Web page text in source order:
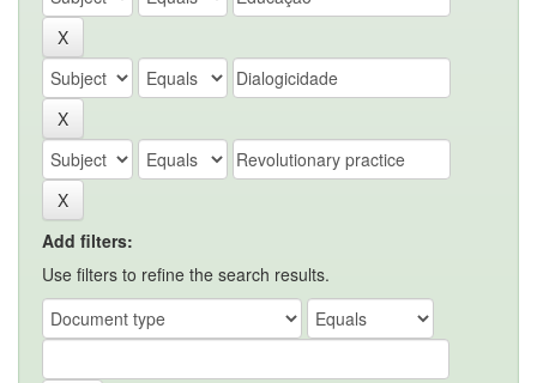
Add filters:
Use filters to refine the search results.